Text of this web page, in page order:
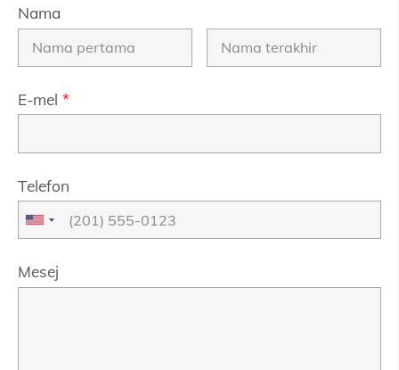
Nama
E-mel *
Telefon
Mesej